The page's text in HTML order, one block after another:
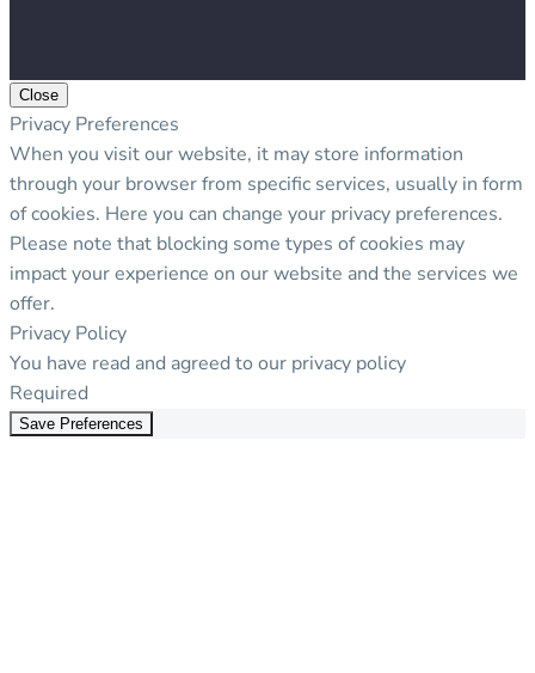
Close
Privacy Preferences
When you visit our website, it may store information
through your browser from specific services, usually in form
of cookies. Here you can change your privacy preferences.
Please note that blocking some types of cookies may
impact your experience on our website and the services we
offer.
Privacy Policy
You have read and agreed to our privacy policy
Required
Save Preferences